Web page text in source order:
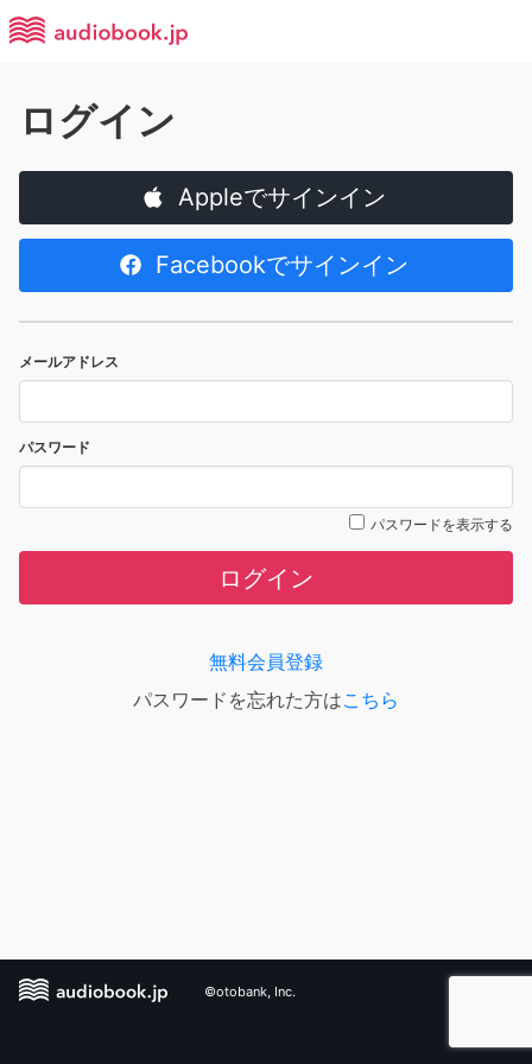
ログイン
Appleでサインイン
Facebookでサインイン
メールアドレス
パスワード
パスワードを表示する
ログイン
無料会員登録
パスワードを忘れた方はこちら
©otobank, Inc.